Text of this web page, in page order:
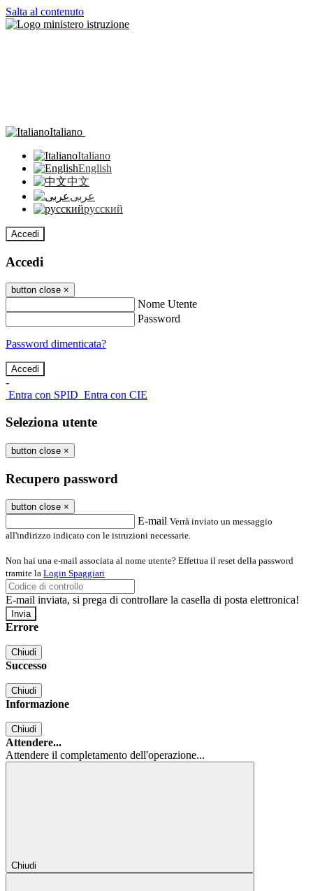
Salta al contenuto
Italiano
Italiano
English
中文
عربى
русский
Accedi
Accedi
button close ×
Nome Utente
Password
Password dimenticata?
-
Entra con SPID Entra con CIE
Seleziona utente
button close ×
Recupero password
button close ×
E-mail Verrà inviato un messaggio
all'indirizzo indicato con le istruzioni necessarie.
Non hai una e-mail associata al nome utente? Effettua il reset della password
tramite la Login Spaggiari
E-mail inviata, si prega di controllare la casella di posta elettronica!
Errore
Chiudi
Successo
Chiudi
Informazione
Chiudi
Attendere...
Attendere il completamento dell'operazione...
Chiudi